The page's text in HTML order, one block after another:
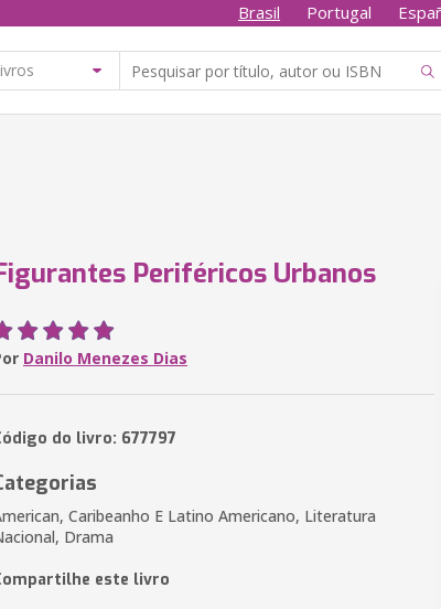
Brasil Portugal
Periféricos Urbanos
Danilo Menezes Dias
do livro: 677797
Caribeanho E Latino Americano, Literatura
Drama
este livro